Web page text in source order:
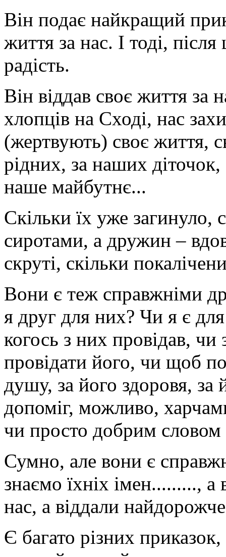
Він подає найкращий
життя за нас. І тоді,
радість.
Він віддав своє життя за
хлопців на Сході, нас
(жертвують) своє життя,
рідних, за наших
наше майбутнє...
Скільки їх уже загинуло,
сиротами, а дружин –
скруті, скільки
Вони є теж справжніми
я друг для них? Чи я є
когось з них провідав,
провідати його, чи щоб
душу, за його здоровя,
допоміг, можливо,
чи просто добрим словом
Сумно, але вони є
знаємо їхніх імен.........,
нас, а віддали
Є багато різних